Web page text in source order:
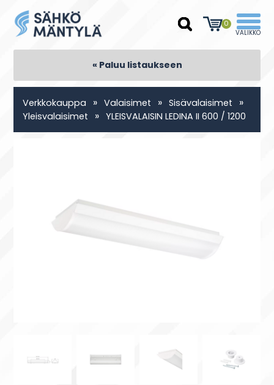
0
« Paluu listaukseen
Verkkokauppa » Valaisimet » Sisävalaisimet »
Yleisvalaisimet » YLEISVALAISIN LEDINA II 600 / 1200